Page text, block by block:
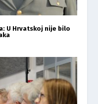
U Hrvatskoj nije bilo